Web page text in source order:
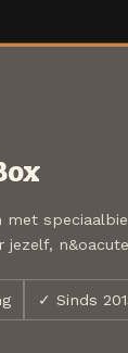
met
jezelf,
✓ Sinds